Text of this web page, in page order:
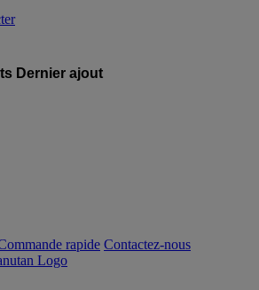
Dernier ajout
rapide Contactez-nous